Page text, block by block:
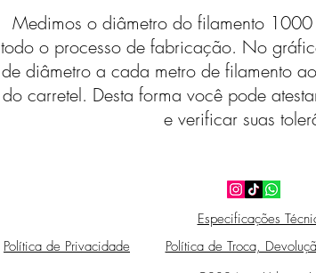
Medimos o diâmetro do filamento 1000
todo o processo de fabricação. No
de diâmetro a cada metro de filamento
do carretel. Desta forma você pode
e verificar suas
Especificações
Política de Privacidade
Política de Troca,